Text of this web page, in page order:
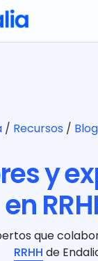
/ Recursos / Blog
y
en
que
RRHH de